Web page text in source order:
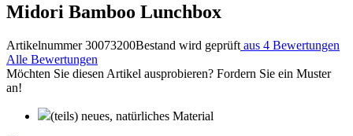
Midori Bamboo Lunchbox
Artikelnummer 30073200Bestand wird geprüft aus 4 Bewertungen
Alle Bewertungen
Möchten Sie diesen Artikel ausprobieren? Fordern Sie ein Muster
an!
(teils) neues, natürliches Material